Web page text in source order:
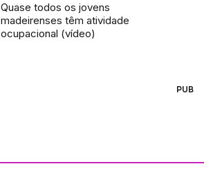
Quase todos os jovens
madeirenses têm atividade
ocupacional (vídeo)
PUB